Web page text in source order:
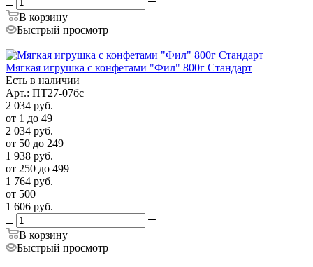
В корзину
Быстрый просмотр
Мягкая игрушка с конфетами "Фил" 800г Стандарт
Есть в наличии
Арт.: ПТ27-07бс
2 034 руб.
от 1 до 49
2 034 руб.
от 50 до 249
1 938 руб.
от 250 до 499
1 764 руб.
от 500
1 606 руб.
В корзину
Быстрый просмотр